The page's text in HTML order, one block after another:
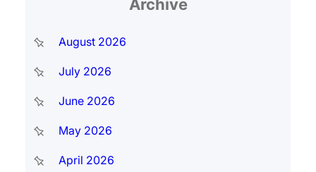
Archive
August 2026
July 2026
June 2026
May 2026
April 2026